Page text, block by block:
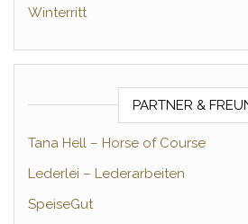
Winterritt
PARTNER &
Tana Hell – Horse of Course
Lederlei – Lederarbeiten
SpeiseGut